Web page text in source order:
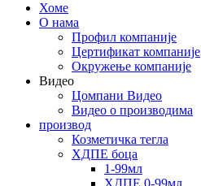
Хоме
О нама
Профил компаније
Цертификат компаније
Окружење компаније
Видео
Цомпани Видео
Видео о производима
производ
Козметичка тегла
ХДПЕ боца
1-99мл
ХДПЕ 0-99мл